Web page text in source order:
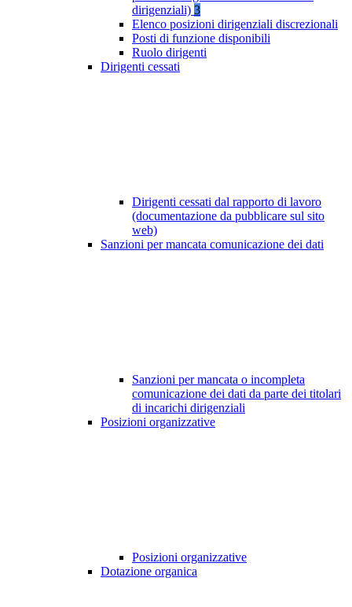
dirigenziali) 3
Elenco posizioni dirigenziali discrezionali
Posti di funzione disponibili
Ruolo dirigenti
Dirigenti cessati
Dirigenti cessati dal rapporto di lavoro
(documentazione da pubblicare sul sito
web)
Sanzioni per mancata comunicazione dei dati
Sanzioni per mancata o incompleta
comunicazione dei dati da parte dei titolari
di incarichi dirigenziali
Posizioni organizzative
Posizioni organizzative
Dotazione organica